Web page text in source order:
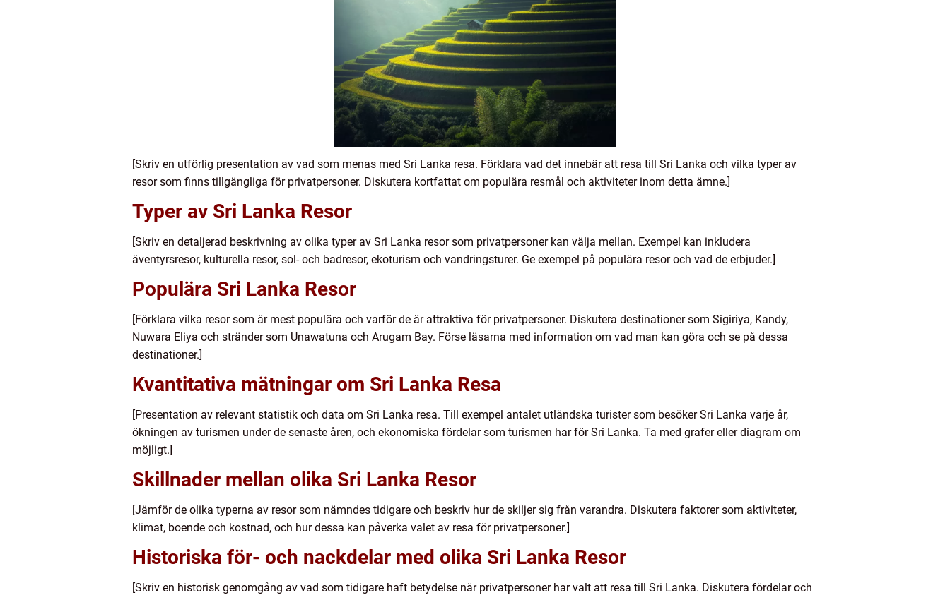
[Skriv en utförlig presentation av vad som menas med Sri Lanka resa. Förklara vad det innebär att resa till Sri Lanka och vilka typer av
resor som finns tillgängliga för privatpersoner. Diskutera kortfattat om populära resmål och aktiviteter inom detta ämne.]
Typer av Sri Lanka Resor
[Skriv en detaljerad beskrivning av olika typer av Sri Lanka resor som privatpersoner kan välja mellan. Exempel kan inkludera
äventyrsresor, kulturella resor, sol- och badresor, ekoturism och vandringsturer. Ge exempel på populära resor och vad de erbjuder.]
Populära Sri Lanka Resor
[Förklara vilka resor som är mest populära och varför de är attraktiva för privatpersoner. Diskutera destinationer som Sigiriya, Kandy,
Nuwara Eliya och stränder som Unawatuna och Arugam Bay. Förse läsarna med information om vad man kan göra och se på dessa
destinationer.]
Kvantitativa mätningar om Sri Lanka Resa
[Presentation av relevant statistik och data om Sri Lanka resa. Till exempel antalet utländska turister som besöker Sri Lanka varje år,
ökningen av turismen under de senaste åren, och ekonomiska fördelar som turismen har för Sri Lanka. Ta med grafer eller diagram om
möjligt.]
Skillnader mellan olika Sri Lanka Resor
[Jämför de olika typerna av resor som nämndes tidigare och beskriv hur de skiljer sig från varandra. Diskutera faktorer som aktiviteter,
klimat, boende och kostnad, och hur dessa kan påverka valet av resa för privatpersoner.]
Historiska för- och nackdelar med olika Sri Lanka Resor
[Skriv en historisk genomgång av vad som tidigare haft betydelse när privatpersoner har valt att resa till Sri Lanka. Diskutera fördelar och